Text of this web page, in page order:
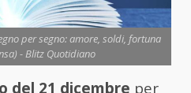
per segno: amore, soldi, fortuna
- Blitz Quotidiano
del 21 dicembre per